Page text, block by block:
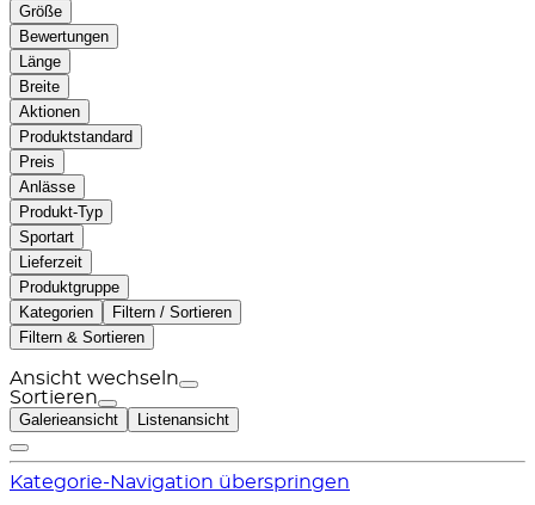
Größe
Bewertungen
Länge
Breite
Aktionen
Produktstandard
Preis
Anlässe
Produkt-Typ
Sportart
Lieferzeit
Produktgruppe
Kategorien
Filtern / Sortieren
Filtern & Sortieren
Ansicht wechseln
Sortieren
Galerieansicht Listenansicht
Kategorie-Navigation überspringen